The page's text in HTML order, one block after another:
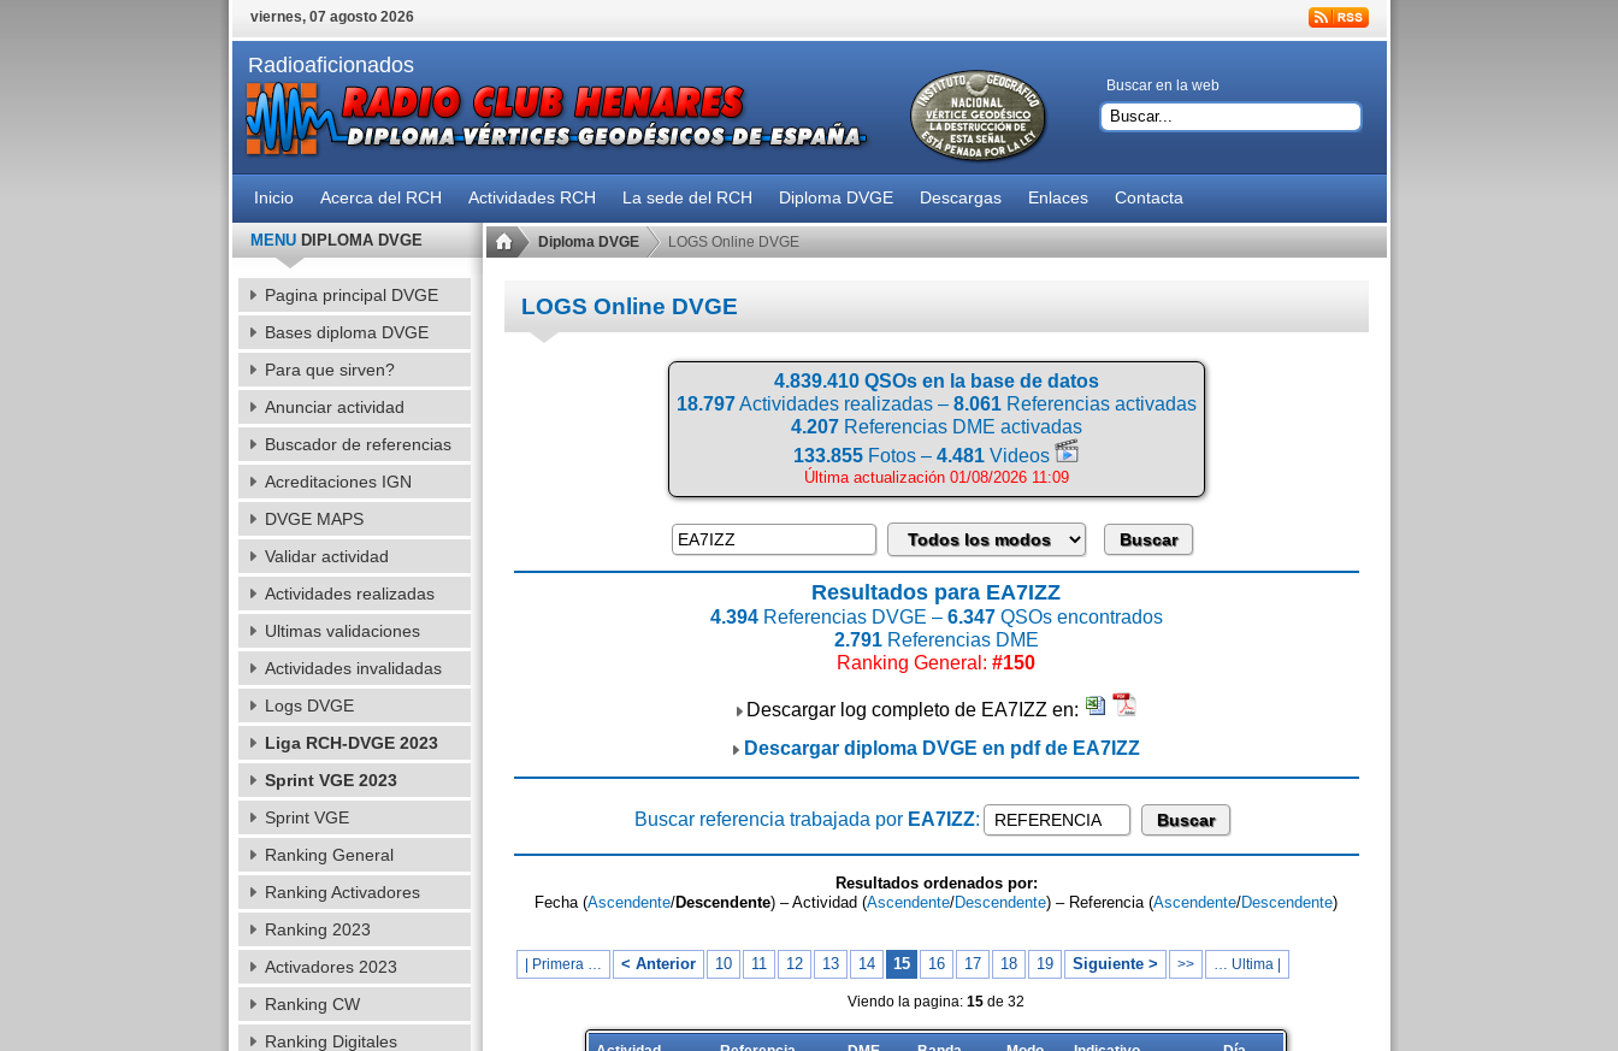
viernes, 07 agosto 2026
Radioaficionados
Buscar en la web
Inicio Acerca del RCH Actividades RCH La sede del RCH Diploma DVGE Descargas Enlaces Contacta
Diploma DVGE LOGS Online DVGE
LOGS Online DVGE
4.839.410 QSOs en la base de datos
18.797Actividades realizadas – 8.061Referencias activadas
4.207Referencias DME activadas
133.855 Fotos – 4.481 Videos
Última actualización 01/08/2026 11:09
Resultados para EA7IZZ
4.394Referencias DVGE – 6.347QSOs encontrados
2.791Referencias DME
Ranking General: #150
Descargar log completo de EA7IZZ en:
Descargar diploma DVGE en pdf de EA7IZZ
Buscar referencia trabajada por EA7IZZ:
Resultados ordenados por:
Fecha (Ascendente/Descendente) – Actividad (Ascendente/Descendente) – Referencia (Ascendente/Descendente)
| Primera … < Anterior 10 11 12 13 14 15 16 17 18 19 Siguiente > >> … Ultima |
Viendo la pagina: 15 de 32
MENUDIPLOMA DVGE
Pagina principal DVGE
Bases diploma DVGE
Para que sirven?
Anunciar actividad
Buscador de referencias
Acreditaciones IGN
DVGE MAPS
Validar actividad
Actividades realizadas
Ultimas validaciones
Actividades invalidadas
Logs DVGE
Liga RCH-DVGE 2023
Sprint VGE 2023
Sprint VGE
Ranking General
Ranking Activadores
Ranking 2023
Activadores 2023
Ranking CW
Ranking Digitales